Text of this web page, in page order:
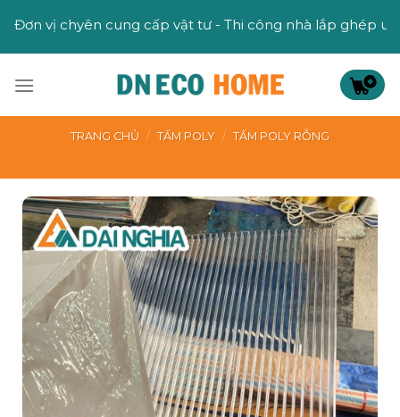
content
cung cấp vật tư - Thi công nhà lắp ghép uy tín
TRANG CHỦ / TẤM POLY / TẤM POLY RỖNG